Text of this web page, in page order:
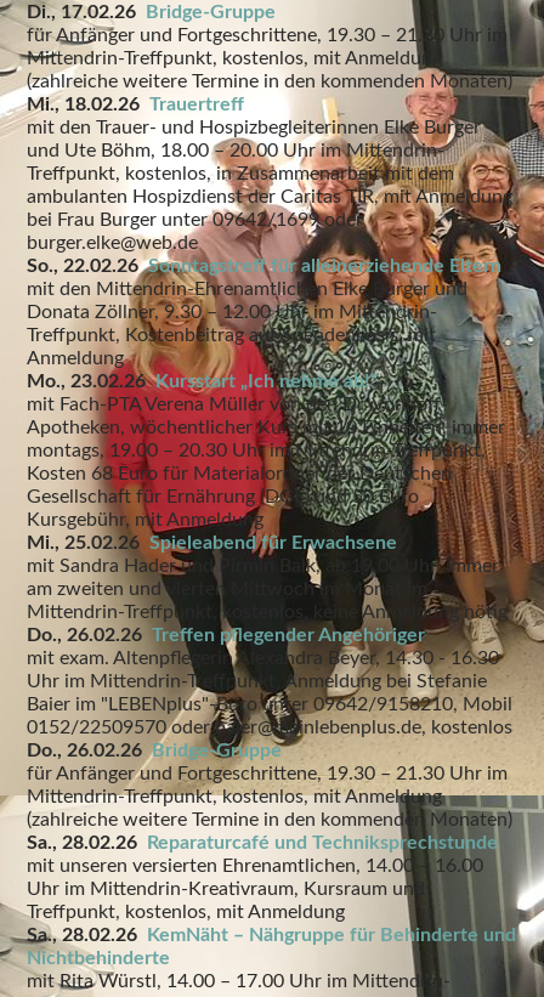
Di., 17.02.26
Bridge-Gruppe
für Anfänger und Fortgeschrittene, 19.30 – 21.30 Uhr im
Mittendrin-Treffpunkt, kostenlos, mit Anmeldung
(zahlreiche weitere Termine in den kommenden Monaten)
Mi., 18.02.26Trauertreff
mit den Trauer- und Hospizbegleiterinnen Elke Burger
und Ute Böhm, 18.00 – 20.00 Uhr im Mittendrin-
Treffpunkt, kostenlos, in Zusammenarbeit mit dem
ambulanten Hospizdienst der Caritas TIR, mit Anmeldung
bei Frau Burger unter 09642/1699 oder
burger.elke@web.de
So., 22.02.26Sonntagstreff für alleinerziehende Eltern
mit den Mittendrin-Ehrenamtlichen Elke Burger und
Donata Zöllner, 9.30 – 12.00 Uhr im Mittendrin-
Treffpunkt, Kostenbeitrag auf Spendenbasis, mit
Anmeldung
Mo., 23.02.26Kursstart „Ich nehme ab!“
mit Fach-PTA Verena Müller von den Dr. Vonhoff-
Apotheken, wöchentlicher Kurs mit 10 Einheiten, immer
montags, 19.00 – 20.30 Uhr im Mittendrin-Treffpunkt,
Kosten 68 Euro für Materialordner der Deutschen
Gesellschaft für Ernährung (DGE) und 50 Euro
Kursgebühr, mit Anmeldung
Mi., 25.02.26Spieleabend für Erwachsene
mit Sandra Hader und Pirmin Balk, ab 19.00 Uhr, immer
am zweiten und vierten Mittwoch im Monat im
Mittendrin-Treffpunkt, kostenlos, keine Anmeldung nötig
Do., 26.02.26Treffen pflegender Angehöriger
mit exam. Altenpflegerin Alexandra Beyer, 14.30 - 16.30
Uhr im Mittendrin-Treffpunkt, Anmeldung bei Stefanie
Baier im "LEBENplus"-Büro unter 09642/9158210, Mobil
0152/22509570 oder baier@meinlebenplus.de, kostenlos
Do., 26.02.26Bridge-Gruppe
für Anfänger und Fortgeschrittene, 19.30 – 21.30 Uhr im
Mittendrin-Treffpunkt, kostenlos, mit Anmeldung
(zahlreiche weitere Termine in den kommenden Monaten)
Sa., 28.02.26
Reparaturcafé und Techniksprechstunde
mit unseren versierten Ehrenamtlichen, 14.00 – 16.00
Uhr im Mittendrin-Kreativraum, Kursraum und
Treffpunkt, kostenlos, mit Anmeldung
Sa., 28.02.26
KemNäht – Nähgruppe für Behinderte und
Nichtbehinderte
mit Rita Würstl, 14.00 – 17.00 Uhr im Mittendrin-